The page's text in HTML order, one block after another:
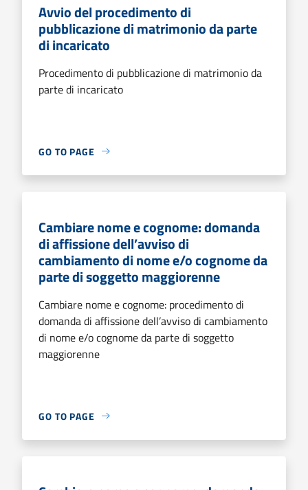
Avvio del procedimento di
pubblicazione di matrimonio da parte
di incaricato
Procedimento di pubblicazione di matrimonio da
parte di incaricato
GO TO PAGE
Cambiare nome e cognome: domanda
di affissione dell’avviso di
cambiamento di nome e/o cognome da
parte di soggetto maggiorenne
Cambiare nome e cognome: procedimento di
domanda di affissione dell’avviso di cambiamento
di nome e/o cognome da parte di soggetto
maggiorenne
GO TO PAGE